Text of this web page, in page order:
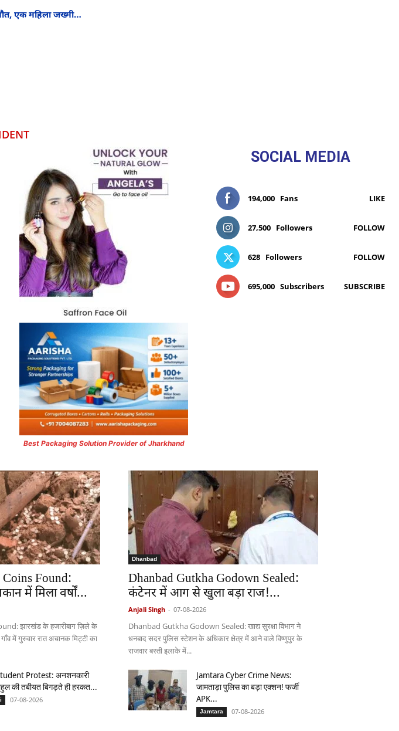
एक महिला जख्मी…
Best Packaging Solution Provider of Jharkhand
SOCIAL MEDIA
194,000 Fans LIKE
27,500 Followers FOLLOW
628 Followers FOLLOW
695,000 Subscribers SUBSCRIBE
Found:
में मिला वर्षों...
झारखंड के हजारीबाग ज़िले के
में गुरुवार रात अचानक मिट्टी का
Dhanbad
Dhanbad Gutkha Godown Sealed:
कंटेनर में आग से खुला बड़ा राज!...
Anjali Singh - 07-08-2026
Dhanbad Gutkha Godown Sealed: खाद्य सुरक्षा विभाग ने
धनबाद सदर पुलिस स्टेशन के अधिकार क्षेत्र में आने वाले विष्णुपुर के
राजवार बस्ती इलाके में...
Protest: अनशनकारी
की तबीयत बिगड़ते ही हरकत...
07-08-2026
Jamtara Cyber Crime News:
जामताड़ा पुलिस का बड़ा एक्शन! फर्जी
APK...
Jamtara 07-08-2026